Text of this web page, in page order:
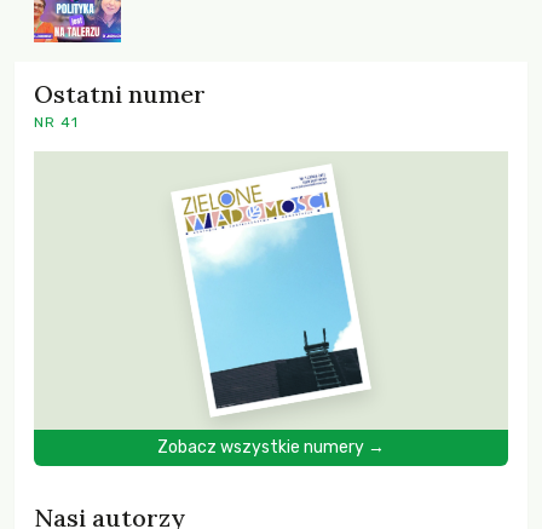
Ostatni numer
NR 41
Zobacz wszystkie numery →
Nasi autorzy